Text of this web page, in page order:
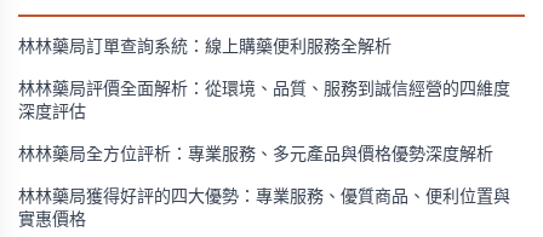
林林藥局訂單查詢系統：線上購藥便利服務全解析
林林藥局評價全面解析：從環境、品質、服務到誠信經營的四維度
深度評估
林林藥局全方位評析：專業服務、多元產品與價格優勢深度解析
林林藥局獲得好評的四大優勢：專業服務、優質商品、便利位置與
實惠價格